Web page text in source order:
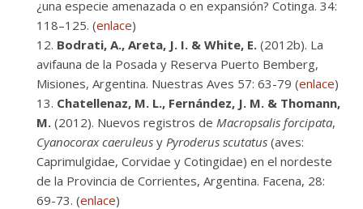
¿una especie amenazada o en expansión? Cotinga. 34:
118–125. (enlace)
Bodrati, A., Areta, J. I. & White, E. (2012b). La
avifauna de la Posada y Reserva Puerto Bemberg,
Misiones, Argentina. Nuestras Aves 57: 63-79 (enlace)
Chatellenaz, M. L., Fernández, J. M. & Thomann,
M. (2012). Nuevos registros de Macropsalis forcipata,
Cyanocorax caeruleus y Pyroderus scutatus (aves:
Caprimulgidae, Corvidae y Cotingidae) en el nordeste
de la Provincia de Corrientes, Argentina. Facena, 28:
69-73. (enlace)